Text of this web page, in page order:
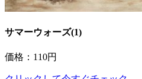
サマーウォーズ(1)
価格：110円